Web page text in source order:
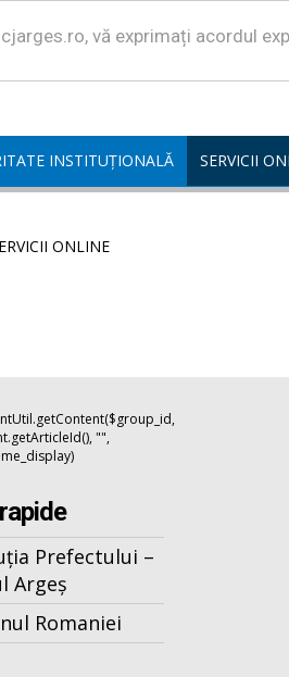
vă exprimați acordul
INSTITUȚIONALĂ SERVICII
ONLINE
"",
Prefectului –
Argeș
Romaniei